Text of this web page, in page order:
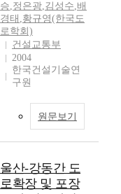
승,정은광,김성수,배
경태 ,황규영(한국도
로학회)
건설교통부
2004
한국건설기술연
구원
원문보기
울산-강동간 도
로확장 및 포장